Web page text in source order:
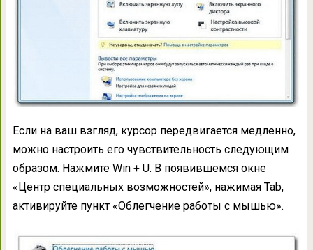
Если на ваш взгляд, курсор передвигается медленно,
можно настроить его чувствительность следующим
образом. Нажмите Win + U. В появившемся окне
«Центр специальных возможностей», нажимая Tab,
активируйте пункт «Облегчение работы с мышью».